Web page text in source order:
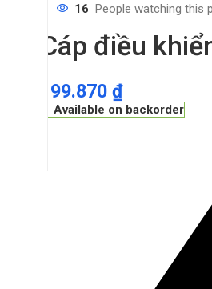
16 People watching this
Cáp điều
199.870₫
Available on backorder